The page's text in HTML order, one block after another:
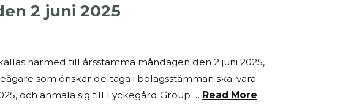
2 juni 2025
härmed till årsstämma måndagen den 2 juni 2025,
som önskar deltaga i bolagsstämman ska: vara
och anmäla sig till Lyckegård Group … Read More